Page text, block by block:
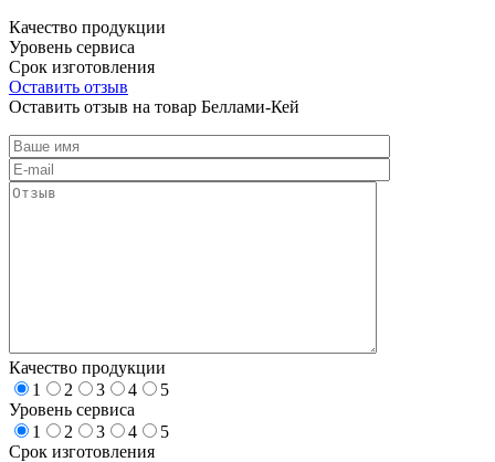
Качество продукции
Уровень сервиса
Срок изготовления
Оставить отзыв
Оставить отзыв на товар Беллами-Кей
Качество продукции
1
2 3 4
5
Уровень сервиса
1
2 3 4
5
Срок изготовления